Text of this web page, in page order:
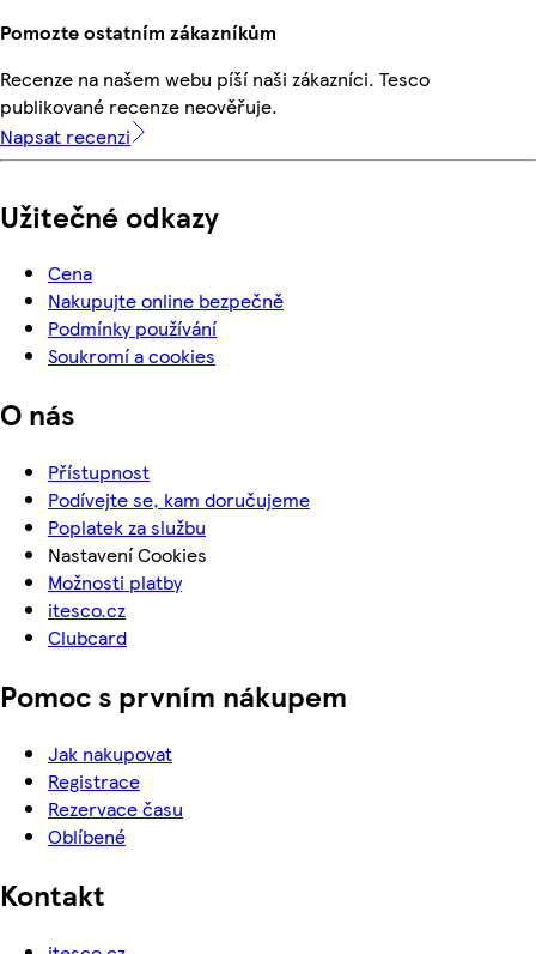
Pomozte ostatním zákazníkům
Recenze na našem webu píší naši zákazníci. Tesco
publikované recenze neověřuje.
Napsat recenzi
Užitečné odkazy
Cena
Nakupujte online bezpečně
Podmínky používání
Soukromí a cookies
O nás
Přístupnost
Podívejte se, kam doručujeme
Poplatek za službu
Nastavení Cookies
Možnosti platby
itesco.cz
Clubcard
Pomoc s prvním nákupem
Jak nakupovat
Registrace
Rezervace času
Oblíbené
Kontakt